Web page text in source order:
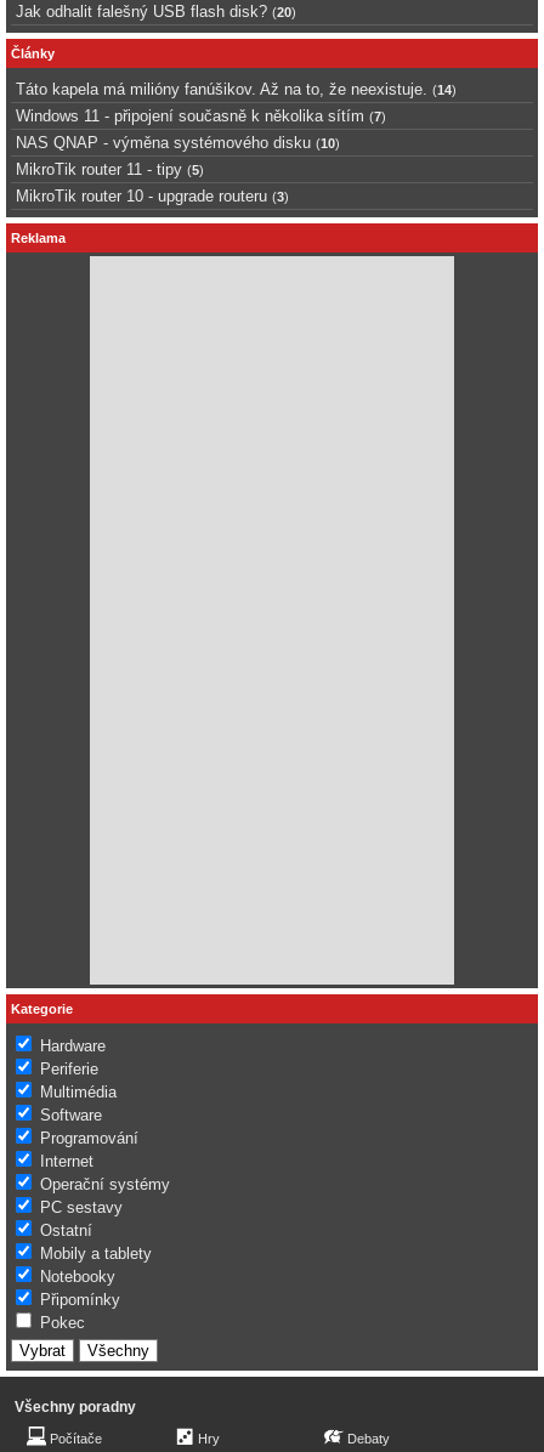
Jak odhalit falešný USB flash disk? (20)
Články
Táto kapela má milióny fanúšikov. Až na to, že neexistuje. (14)
Windows 11 - připojení současně k několika sítím (7)
NAS QNAP - výměna systémového disku (10)
MikroTik router 11 - tipy (5)
MikroTik router 10 - upgrade routeru (3)
Reklama
Kategorie
Hardware
Periferie
Multimédia
Software
Programování
Internet
Operační systémy
PC sestavy
Ostatní
Mobily a tablety
Notebooky
Připomínky
Pokec
Všechny poradny
Počítače Hry Debaty